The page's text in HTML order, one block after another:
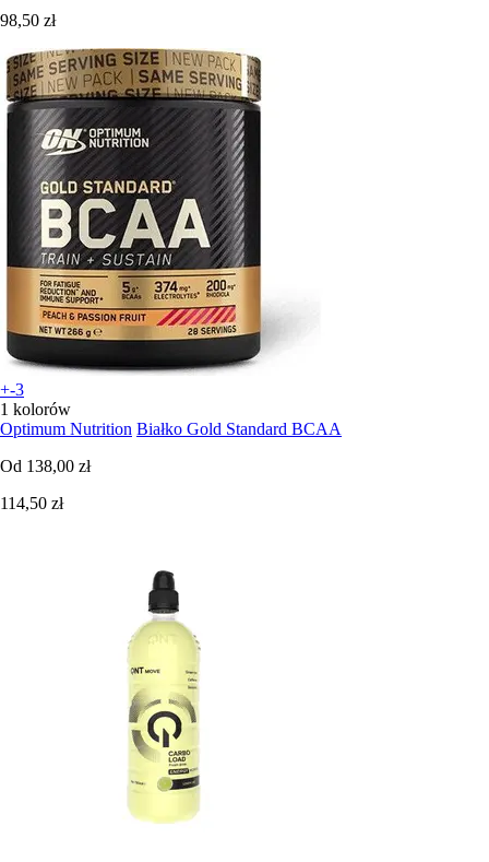
98,50 zł
+-3
1 kolorów
Optimum Nutrition Białko Gold Standard BCAA
Od 138,00 zł
114,50 zł